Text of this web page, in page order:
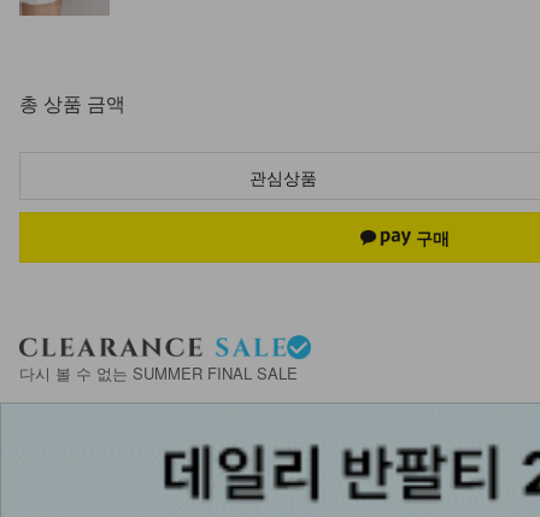
총 상품 금액
관심상품
다시 볼 수 없는 SUMMER FINAL SALE